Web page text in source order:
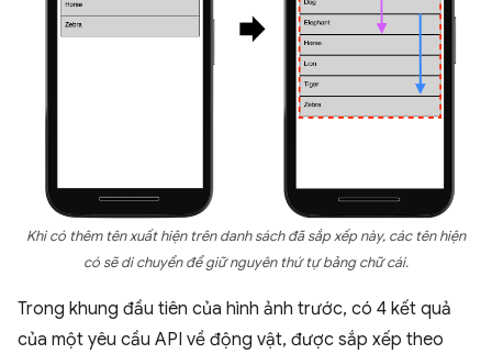
Khi có thêm tên xuất hiện trên danh sách đã sắp xếp này, các tên hiện
có sẽ di chuyển để giữ nguyên thứ tự bảng chữ cái.
Trong khung đầu tiên của hình ảnh trước, có 4 kết quả
của một yêu cầu API về động vật, được sắp xếp theo